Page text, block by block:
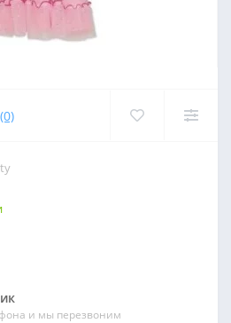
(0)
и мы перезвоним